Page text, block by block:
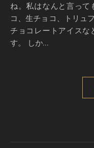
ね。私はなんと言っ
コ、生チョコ、トリュ
チョコレートアイスな
す。 しか…